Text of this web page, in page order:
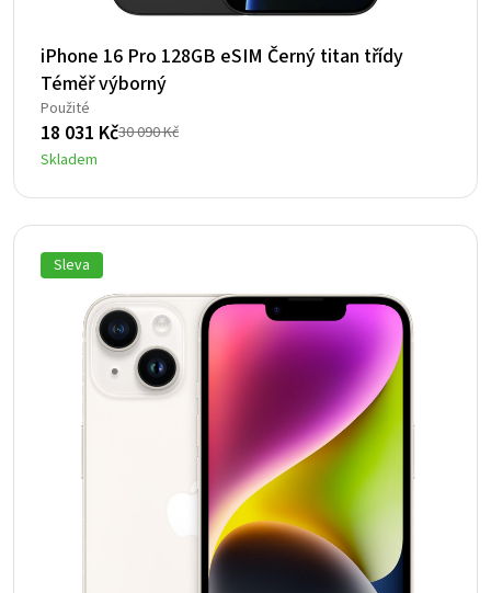
iPhone 16 Pro 128GB eSIM Černý titan třídy
Téměř výborný
Použité
30 090Kč
Původní
cena
byla:
30
090 Kč.
18 031 Kč
Aktuální
cena
je:
18
031 Kč.
Skladem
Sleva